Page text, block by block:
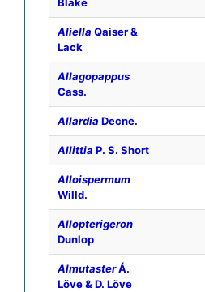
Blake
Aliella Qaiser &
Lack
Allagopappus
Cass.
Allardia Decne.
Allittia P. S. Short
Alloispermum
Willd.
Allopterigeron
Dunlop
AlmutasterÁ.
Löve & D. Löve